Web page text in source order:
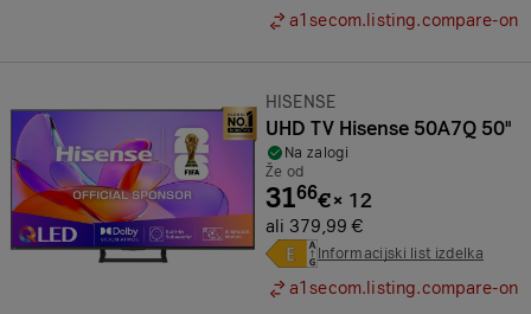
a1secom.listing.compare-on
Znamka:
HISENSE
UHD TV Hisense 50A7Q 50"
Na zalogi
Že od
3166€× 12
ali 379,99 €
Informacijski list izdelka
a1secom.listing.compare-on